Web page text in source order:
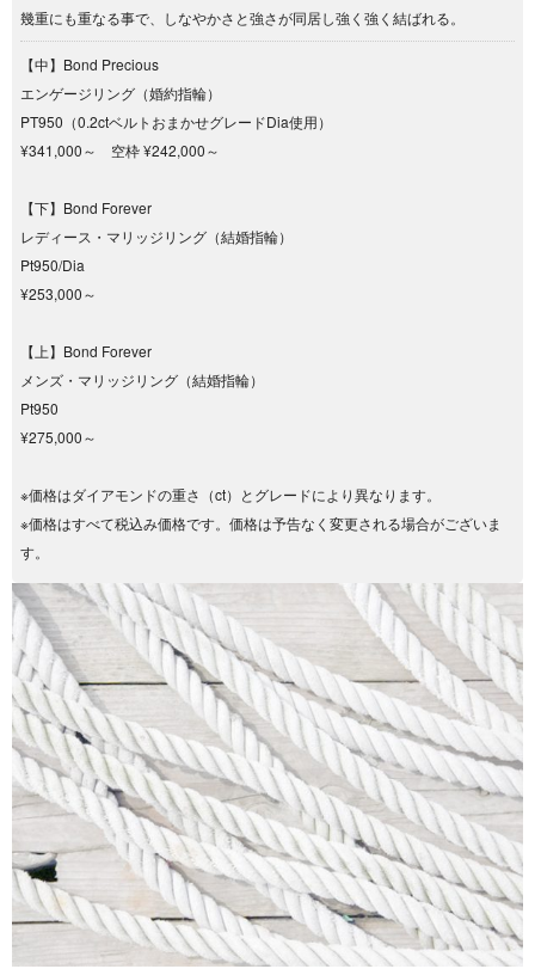
幾重にも重なる事で、しなやかさと強さが同居し強く強く結ばれる。
【中】Bond Precious
エンゲージリング（婚約指輪）
PT950（0.2ctベルトおまかせグレードDia使用）
¥341,000～ 空枠 ¥242,000～
【下】Bond Forever
レディース・マリッジリング（結婚指輪）
Pt950/Dia
¥253,000～
【上】Bond Forever
メンズ・マリッジリング（結婚指輪）
Pt950
¥275,000～
※価格はダイアモンドの重さ（ct）とグレードにより異なります。
※価格はすべて税込み価格です。価格は予告なく変更される場合がございま
す。